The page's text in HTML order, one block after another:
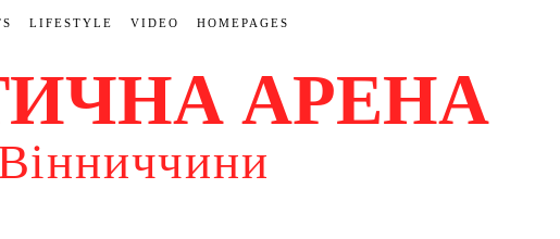
LIFESTYLE VIDEO HOMEPAGES
АРЕНА